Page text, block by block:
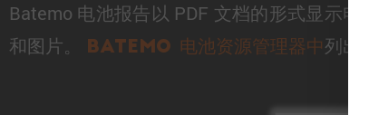
Batemo 电池报告以 PDF 文档的形式显示
和图片。
Batemo 电池资源管理器中 列出